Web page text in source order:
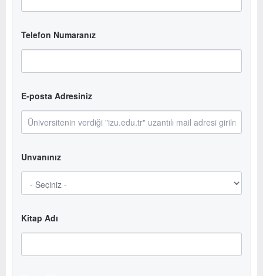
Telefon Numaranız
E-posta Adresiniz
Unvanınız
Kitap Adı